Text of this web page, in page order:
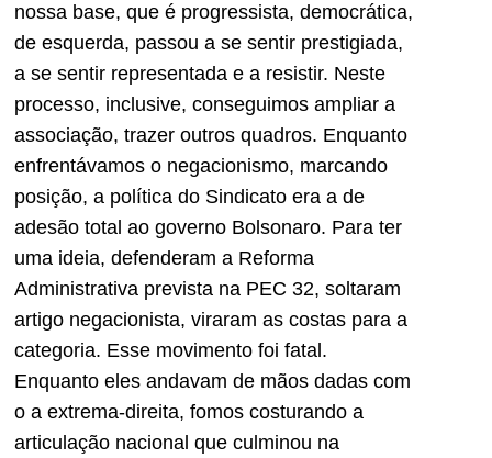
nossa base, que é progressista, democrática,
de esquerda, passou a se sentir prestigiada,
a se sentir representada e a resistir. Neste
processo, inclusive, conseguimos ampliar a
associação, trazer outros quadros. Enquanto
enfrentávamos o negacionismo, marcando
posição, a política do Sindicato era a de
adesão total ao governo Bolsonaro. Para ter
uma ideia, defenderam a Reforma
Administrativa prevista na PEC 32, soltaram
artigo negacionista, viraram as costas para a
categoria. Esse movimento foi fatal.
Enquanto eles andavam de mãos dadas com
o a extrema-direita, fomos costurando a
articulação nacional que culminou na